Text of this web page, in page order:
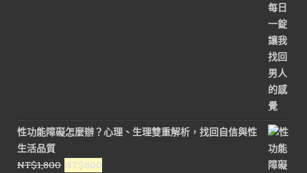
性功能障礙怎麼辦？心理、生理雙重解析，找回自信與性
生活品質
NT$1,800 原
NT$800